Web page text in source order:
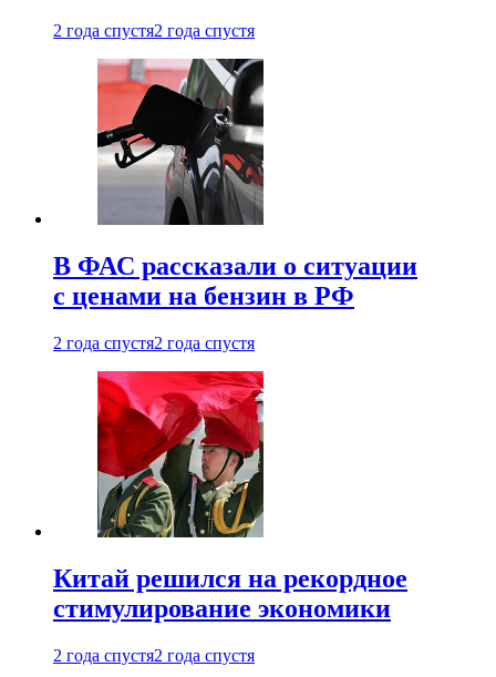
2 года спустя2 года спустя
В ФАС рассказали о ситуации
с ценами на бензин в РФ
2 года спустя2 года спустя
Китай решился на рекордное
стимулирование экономики
2 года спустя2 года спустя